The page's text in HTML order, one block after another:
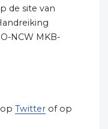
de site van
NCW MKB-
Twitter of op